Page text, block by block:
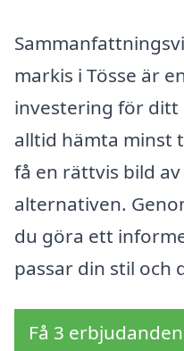
markis i Tösse är
investering för ditt
alltid hämta minst
få en rättvis bild
alternativen.
du göra ett
passar din stil och
Få 3